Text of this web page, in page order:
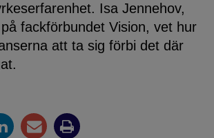
Isa Jennehov,
fackförbundet Vision, vet hur
att ta sig förbi det där